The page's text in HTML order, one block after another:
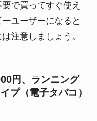
で買ってすぐ使え
ユーザーになると
注意しましょう。
円、ランニング
プ（電子タバコ）